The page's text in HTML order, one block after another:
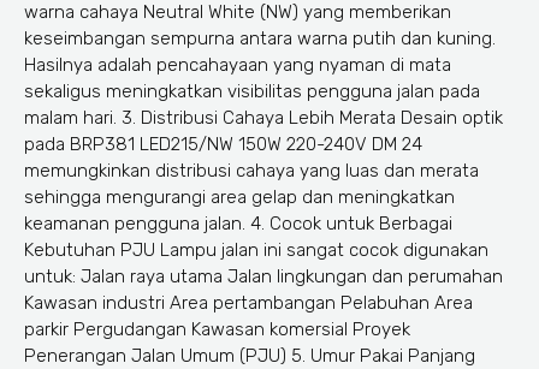
warna cahaya Neutral White (NW) yang memberikan
keseimbangan sempurna antara warna putih dan kuning.
Hasilnya adalah pencahayaan yang nyaman di mata
sekaligus meningkatkan visibilitas pengguna jalan pada
malam hari. 3. Distribusi Cahaya Lebih Merata Desain optik
pada BRP381 LED215/NW 150W 220-240V DM 24
memungkinkan distribusi cahaya yang luas dan merata
sehingga mengurangi area gelap dan meningkatkan
keamanan pengguna jalan. 4. Cocok untuk Berbagai
Kebutuhan PJU Lampu jalan ini sangat cocok digunakan
untuk: Jalan raya utama Jalan lingkungan dan perumahan
Kawasan industri Area pertambangan Pelabuhan Area
parkir Pergudangan Kawasan komersial Proyek
Penerangan Jalan Umum (PJU) 5. Umur Pakai Panjang